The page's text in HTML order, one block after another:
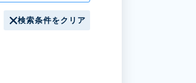
検索条件をクリア